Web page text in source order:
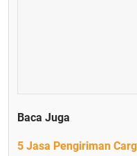
Baca Juga
5 Jasa Pengiriman